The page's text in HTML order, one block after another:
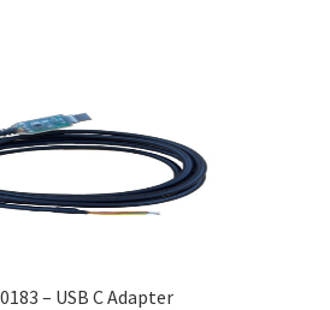
– USB C Adapter